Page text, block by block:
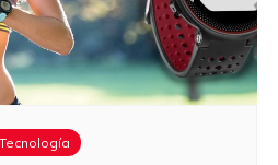
Tecnología